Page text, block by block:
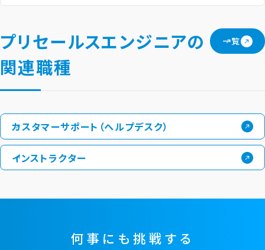
プリセールスエンジニアの
関連職種
一覧
カスタマーサポート （ヘルプデスク）
インストラクター
何事にも挑戦する